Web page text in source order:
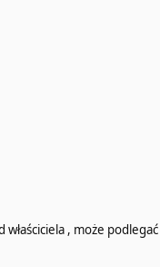
, może podlegać